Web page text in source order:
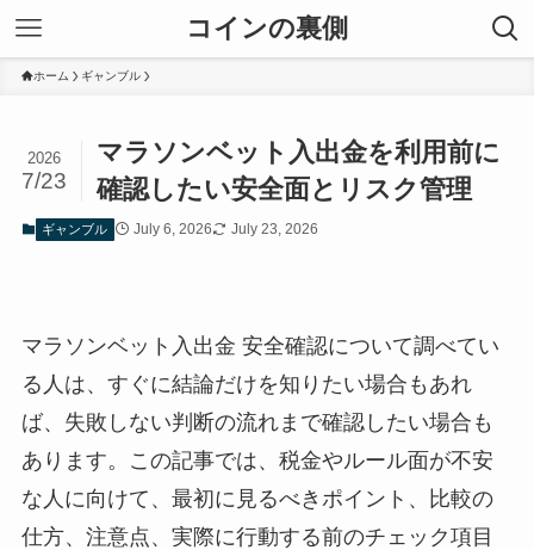
コインの裏側
ホーム ギャンブル
マラソンベット入出金を利用前に
確認したい安全面とリスク管理
2026
7/23
ギャンブル July 6, 2026 July 23, 2026
マラソンベット入出金 安全確認について調べてい
る人は、すぐに結論だけを知りたい場合もあれ
ば、失敗しない判断の流れまで確認したい場合も
あります。この記事では、税金やルール面が不安
な人に向けて、最初に見るべきポイント、比較の
仕方、注意点、実際に行動する前のチェック項目